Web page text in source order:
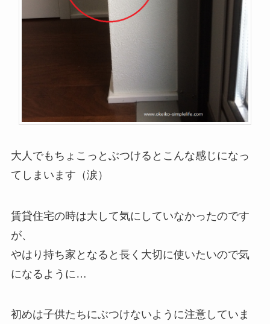
大人でもちょこっとぶつけるとこんな感じになっ
てしまいます（涙）
賃貸住宅の時は大して気にしていなかったのです
が、
やはり持ち家となると長く大切に使いたいので気
になるように…
初めは子供たちにぶつけないように注意していま